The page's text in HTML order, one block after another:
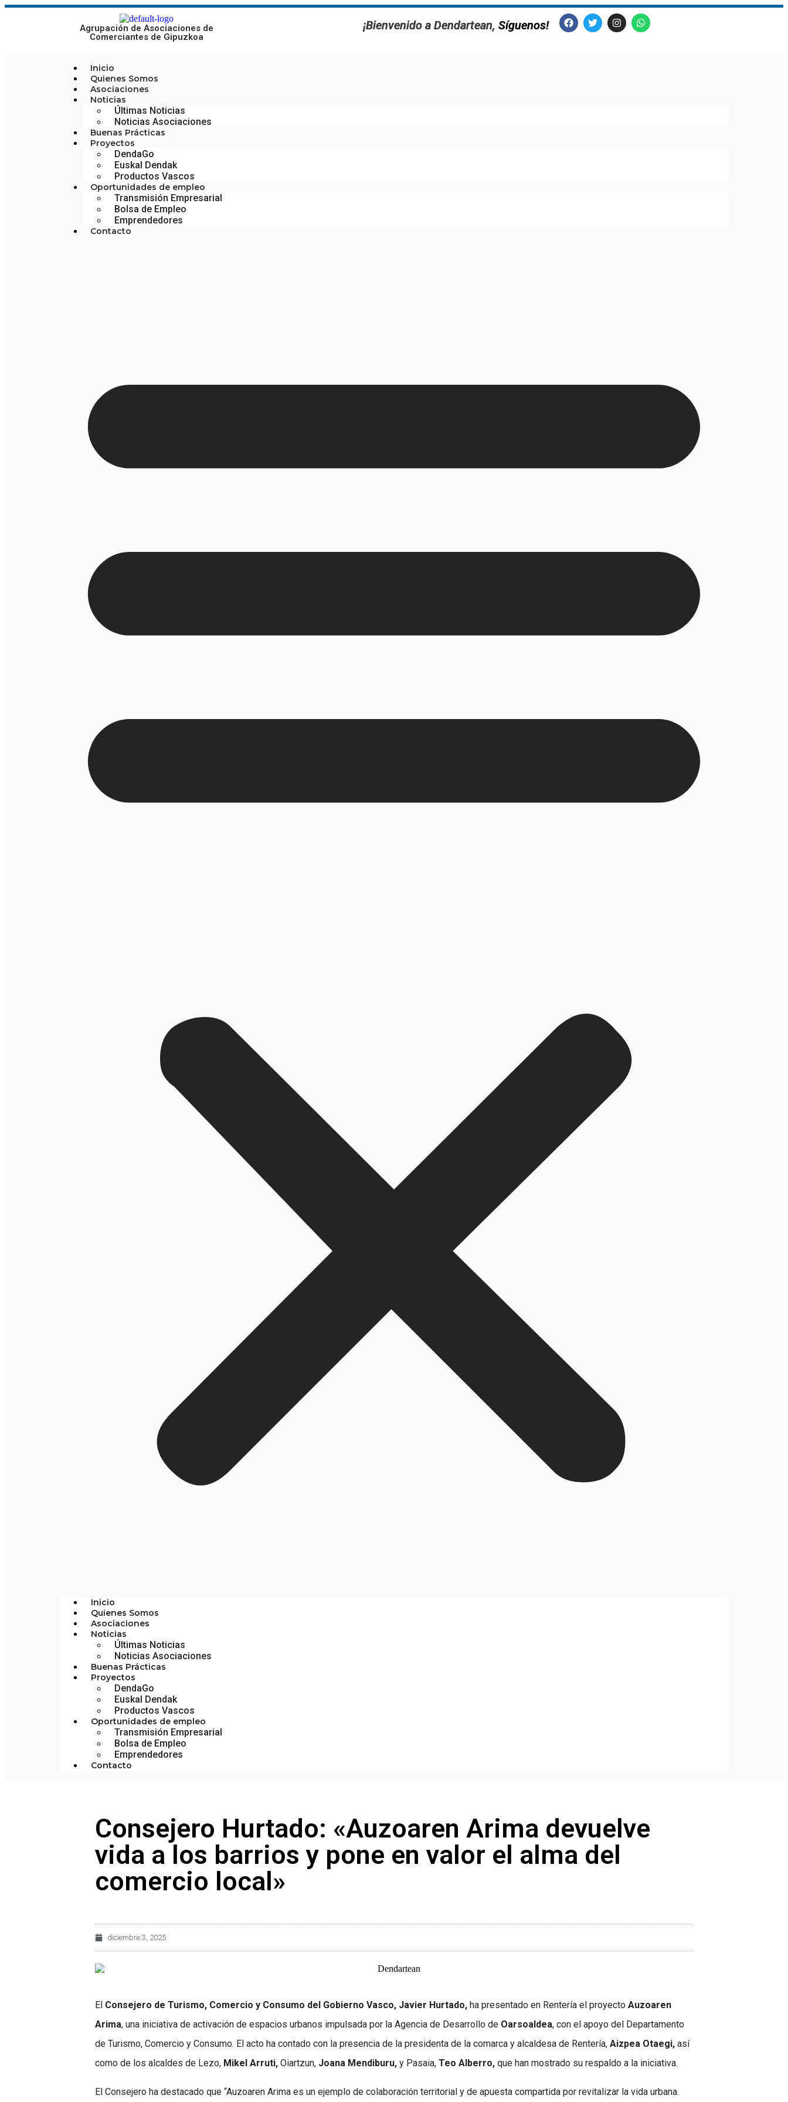
Agrupación de Asociaciones de
Comerciantes de Gipuzkoa
¡Bienvenido a Dendartean, Síguenos!
Inicio
Quienes Somos
Asociaciones
Noticias
Últimas Noticias
Noticias Asociaciones
Buenas Prácticas
Proyectos
DendaGo
Euskal Dendak
Productos Vascos
Oportunidades de empleo
Transmisión Empresarial
Bolsa de Empleo
Emprendedores
Contacto
Inicio
Quienes Somos
Asociaciones
Noticias
Últimas Noticias
Noticias Asociaciones
Buenas Prácticas
Proyectos
DendaGo
Euskal Dendak
Productos Vascos
Oportunidades de empleo
Transmisión Empresarial
Bolsa de Empleo
Emprendedores
Contacto
Consejero Hurtado: «Auzoaren Arima devuelve
vida a los barrios y pone en valor el alma del
comercio local»
diciembre 3, 2025
El Consejero de Turismo, Comercio y Consumo del Gobierno Vasco, Javier Hurtado, ha presentado en Rentería el proyecto Auzoaren
Arima, una iniciativa de activación de espacios urbanos impulsada por la Agencia de Desarrollo de Oarsoaldea, con el apoyo del Departamento
de Turismo, Comercio y Consumo. El acto ha contado con la presencia de la presidenta de la comarca y alcaldesa de Rentería, Aizpea Otaegi, así
como de los alcaldes de Lezo, Mikel Arruti, Oiartzun, Joana Mendiburu, y Pasaia, Teo Alberro, que han mostrado su respaldo a la iniciativa.
El Consejero ha destacado que “Auzoaren Arima es un ejemplo de colaboración territorial y de apuesta compartida por revitalizar la vida urbana.